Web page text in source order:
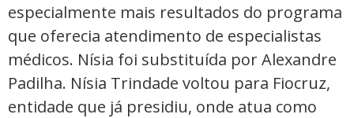
especialmente mais resultados do programa
que oferecia atendimento de especialistas
médicos. Nísia foi substituída por Alexandre
Padilha. Nísia Trindade voltou para Fiocruz,
entidade que já presidiu, onde atua como